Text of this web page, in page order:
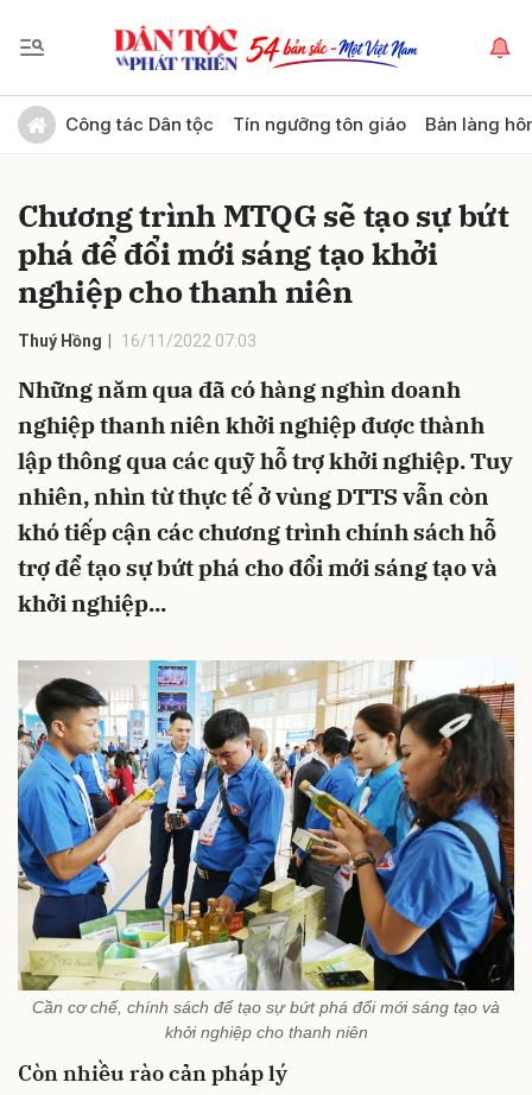
Công tác Dân tộc Tín ngưỡng tôn giáo Bản làng
Chương trình MTQG sẽ tạo sự bứt
phá để đổi mới sáng tạo khởi
nghiệp cho thanh niên
Thuý Hồng 16/11/2022 07:03
Những năm qua đã có hàng nghìn doanh
nghiệp thanh niên khởi nghiệp được thành
lập thông qua các quỹ hỗ trợ khởi nghiệp. Tuy
nhiên, nhìn từ thực tế ở vùng DTTS vẫn còn
khó tiếp cận các chương trình chính sách hỗ
trợ để tạo sự bứt phá cho đổi mới sáng tạo và
khởi nghiệp...
Cần cơ chế, chính sách để tạo sự bứt phá đổi mới sáng tạo và
khởi nghiệp cho thanh niên
Còn nhiều rào cản pháp lý
Gửi bình luận